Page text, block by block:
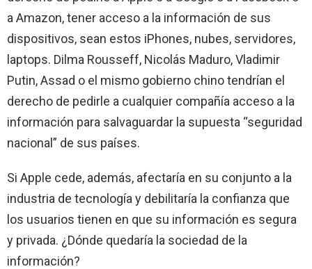
a Amazon, tener acceso a la información de sus
dispositivos, sean estos iPhones, nubes, servidores,
laptops. Dilma Rousseff, Nicolás Maduro, Vladimir
Putin, Assad o el mismo gobierno chino tendrían el
derecho de pedirle a cualquier compañía acceso a la
información para salvaguardar la supuesta “seguridad
nacional” de sus países.
Si Apple cede, además, afectaría en su conjunto a la
industria de tecnología y debilitaría la confianza que
los usuarios tienen en que su información es segura
y privada. ¿Dónde quedaría la sociedad de la
información?